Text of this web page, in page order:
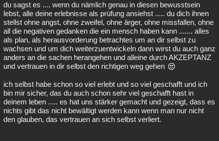
du sagst es .... wenn du nämlich genau in diesen bewusstsein
lebst, alle deine erlebnisse als prüfung ansiehst ..... du dich ihnen
stellst ohne angst, ohne zweifel, ohne ärger, ohne missfallen, ohne
all die negativen gedanken die ein mensch haben kann ....... alles
als plan, als herausvorderung betrachtes um an dir selbst zu
wachsen und um dich weiterzuentwickeln dann wirst du auch ganz
anders an die sachen herangehen und alleine durch AKZEPTANZ
und vertrauen in dir selbst den richtigen weg gehen
ich selbst habe schon so viel erlebt und so viel geschafft und ich
bin mir sicher, das du auch schon sehr viel geschafft hast in
deinem leben ..... es hat uns stärker gemacht und gezeigt, dass es
nichts gibt das nicht bewältigt werden kann wenn man nur nicht
den glauben, das vertrauen an sich selbst verliert.